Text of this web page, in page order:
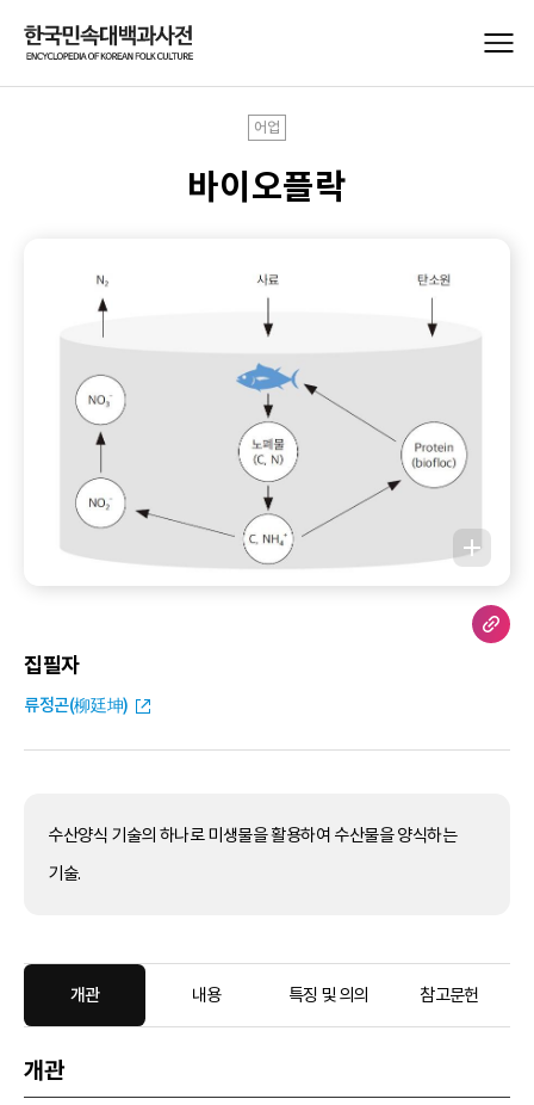
어업
바이오플락
집필자
류정곤(柳廷坤)
수산양식 기술의 하나로 미생물을 활용하여 수산물을 양식하는
기술.
개관 내용 특징 및 의의 참고문헌
개관